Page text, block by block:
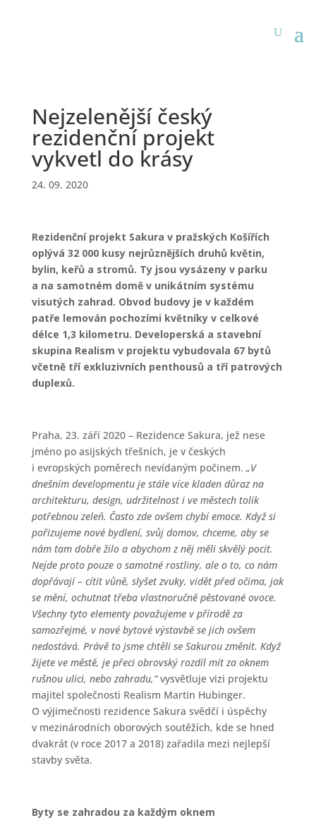
Nejzelenější český
rezidenční projekt
vykvetl do krásy
24. 09. 2020
Rezidenční projekt Sakura v pražských Košířích
oplývá 32 000 kusy nejrůznějších druhů květin,
bylin, keřů a stromů. Ty jsou vysázeny v parku
a na samotném domě v unikátním systému
visutých zahrad. Obvod budovy je v každém
patře lemován pochozími květníky v celkové
délce 1,3 kilometru. Developerská a stavební
skupina Realism v projektu vybudovala 67 bytů
včetně tří exkluzivních penthousů a tří patrových
duplexů.
Praha, 23. září 2020 – Rezidence Sakura, jež nese
jméno po asijských třešních, je v českých
i evropských poměrech nevídaným počinem. „V
dnešním developmentu je stále více kladen důraz na
architekturu, design, udržitelnost i ve městech tolik
potřebnou zeleň. Často zde ovšem chybí emoce. Když si
pořizujeme nové bydlení, svůj domov, chceme, aby se
nám tam dobře žilo a abychom z něj měli skvělý pocit.
Nejde proto pouze o samotné rostliny, ale o to, co nám
dopřávají – cítit vůně, slyšet zvuky, vidět před očima, jak
se mění, ochutnat třeba vlastnoručně pěstované ovoce.
Všechny tyto elementy považujeme v přírodě za
samozřejmé, v nové bytové výstavbě se jich ovšem
nedostává. Právě to jsme chtěli se Sakurou změnit. Když
žijete ve městě, je přeci obrovský rozdíl mít za oknem
rušnou ulici, nebo zahradu,“vysvětluje vizi projektu
majitel společnosti Realism Martin Hubinger.
O výjimečnosti rezidence Sakura svědčí i úspěchy
v mezinárodních oborových soutěžích, kde se hned
dvakrát (v roce 2017 a 2018) zařadila mezi nejlepší
stavby světa.
Byty se zahradou za každým oknem